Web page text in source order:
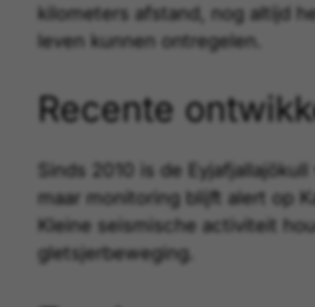
kilometers afstand, nog altijd
leven kunnen ontregelen.
Recente
Sinds 2010 is de
maar monitoring blijft alert op
Kleine seismische activiteit
gletsjerbeweging.